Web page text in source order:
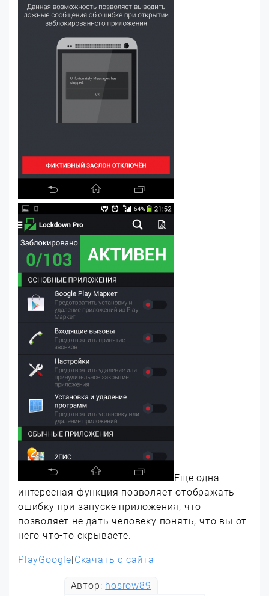
Еще одна
интересная функция позволяет отображать
ошибку при запуске приложения, что
позволяет не дать человеку понять, что вы от
него что-то скрываете.
PlayGoogle|Скачать с сайта
Автор: hosrow89